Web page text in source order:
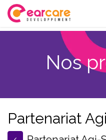
Se rendre au contenu
Nos
Partenariat